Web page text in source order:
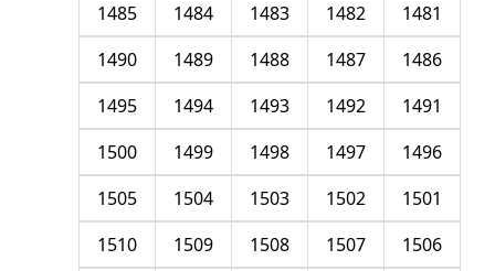
1481
1482
1483
1484
1485
1486
1487
1488
1489
1490
1491
1492
1493
1494
1495
1496
1497
1498
1499
1500
1501
1502
1503
1504
1505
1506
1507
1508
1509
1510